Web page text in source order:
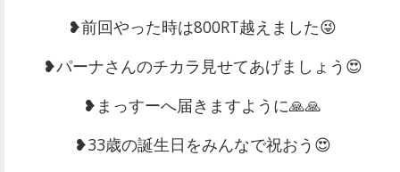
❥前回やった時は800RT越えました😜
❥パーナさんのチカラ見せてあげましょう😍
❥まっすーへ届きますように🙏🙏
❥33歳の誕生日をみんなで祝おう😍